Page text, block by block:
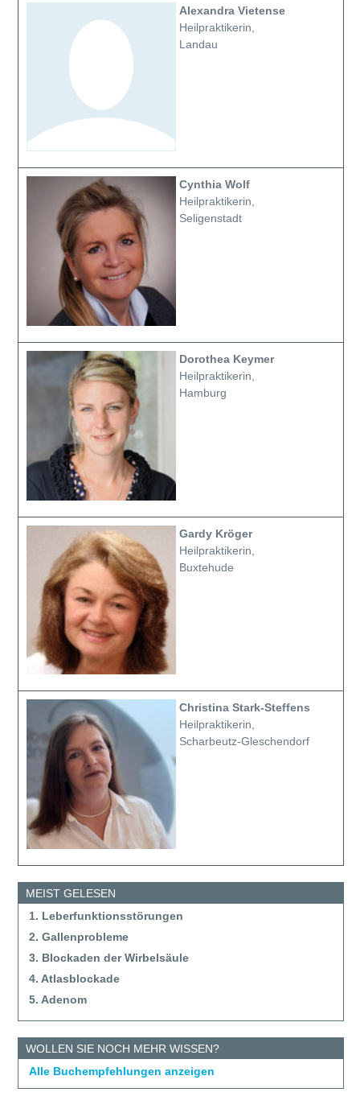
Alexandra Vietense
Heilpraktikerin,
Landau
Cynthia Wolf
Heilpraktikerin,
Seligenstadt
Dorothea Keymer
Heilpraktikerin,
Hamburg
Gardy Kröger
Heilpraktikerin,
Buxtehude
Christina Stark-Steffens
Heilpraktikerin,
Scharbeutz-Gleschendorf
MEIST GELESEN
1. Leberfunktionsstörungen
2. Gallenprobleme
3. Blockaden der Wirbelsäule
4. Atlasblockade
5. Adenom
WOLLEN SIE NOCH MEHR WISSEN?
Alle Buchempfehlungen anzeigen